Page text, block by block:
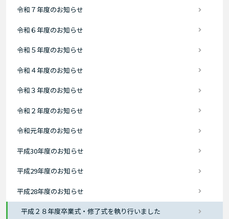
令和７年度のお知らせ
令和６年度のお知らせ
令和５年度のお知らせ
令和４年度のお知らせ
令和３年度のお知らせ
令和２年度のお知らせ
令和元年度のお知らせ
平成30年度のお知らせ
平成29年度のお知らせ
平成28年度のお知らせ
平成２８年度卒業式・修了式を執り行いました